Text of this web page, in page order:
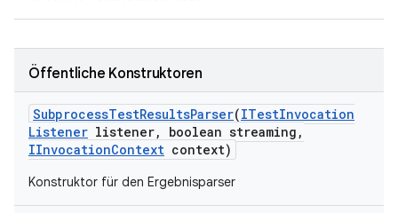
Öffentliche Konstruktoren
SubprocessTestResultsParser(ITestInvocation
Listener listener, boolean streaming ,
IInvocationContext context)
Konstruktor für den Ergebnisparser